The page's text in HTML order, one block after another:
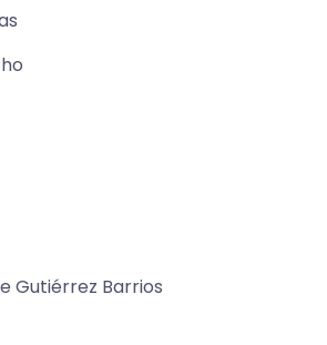
Gutiérrez Barrios